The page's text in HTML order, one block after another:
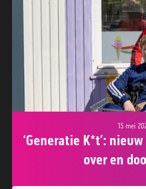
‘Generatie K*t’:
over en
15 mei